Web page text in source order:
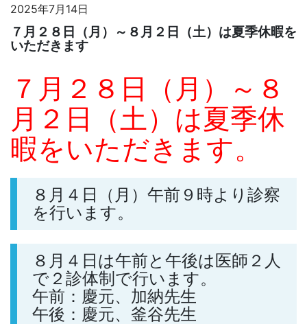
2025年7月14日
７月２８日（月）～８月２日（土）は夏季休暇を
いただきます
７月２８日（月）～８
月２日（土）は夏季休
暇をいただきます。
８月４日（月）午前９時より診察
を行います。
８月４日は午前と午後は医師２人
で２診体制で行います。
午前：慶元、加納先生
午後：慶元、釜谷先生